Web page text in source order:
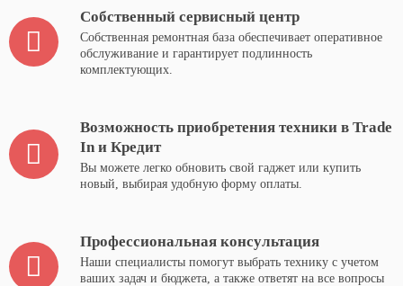
Собственный сервисный центр
Собственная ремонтная база обеспечивает оперативное
обслуживание и гарантирует подлинность
комплектующих.
Возможность приобретения техники в Trade
In и Кредит
Вы можете легко обновить свой гаджет или купить
новый, выбирая удобную форму оплаты.
Профессиональная консультация
Наши специалисты помогут выбрать технику с учетом
ваших задач и бюджета, а также ответят на все вопросы